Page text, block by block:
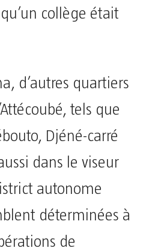
collège était
d’autres quartiers
tels que
Djéné-carré
dans le viseur
autonome
déterminées à
de